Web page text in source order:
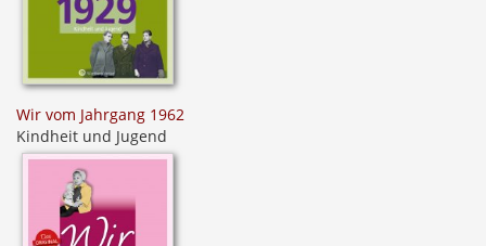
Wir vom Jahrgang 1962
Kindheit und Jugend